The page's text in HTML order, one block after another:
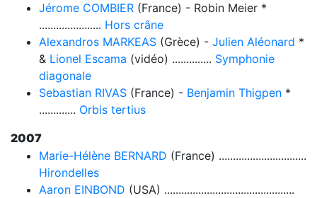
Jérome COMBIER (France) - Robin Meier *
...................... Hors crâne
Alexandros MARKEAS (Grèce) - Julien Aléonard *
& Lionel Escama (vidéo) .............. Symphonie
diagonale
Sebastian RIVAS (France) - Benjamin Thigpen *
............. Orbis tertius
2007
Marie-Hélène BERNARD (France) ...............................
Hirondelles
Aaron EINBOND (USA) ..............................................